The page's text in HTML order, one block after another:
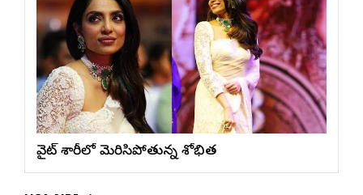
వైట్ శారీలో మెరిసిపోతున్న శోభిత